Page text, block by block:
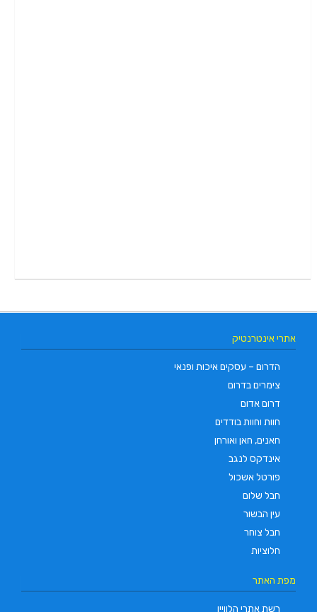
אתרי אינטרנטיק
הדרום – עסקים איכות ופנאי
צימרים בדרום
דרום אדום
חוות וחוות בודדים
חאנים, חאן ואורחן
אינדקס לנגב
פורטל אשכול
חבל שלום
עין הבשור
חבל צוחר
חלוציות
מפת האתר
רשת אתרי הלוויין